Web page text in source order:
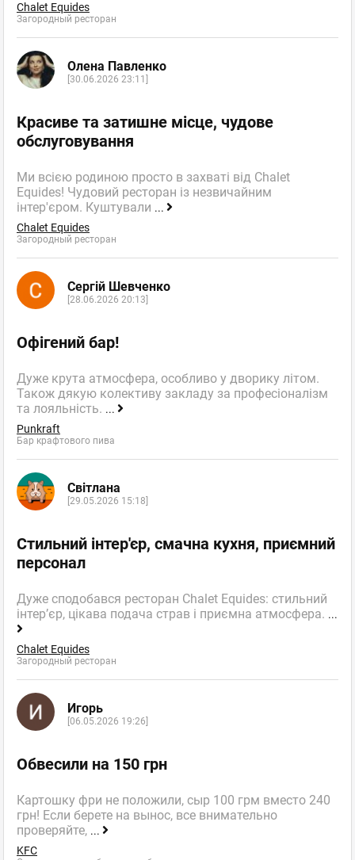
Chalet Equides
Загородный ресторан
Олена Павленко
[30.06.2026 23:11]
Красиве та затишне місце, чудове
обслуговування
Ми всією родиною просто в захваті від Chalet
Equides! Чудовий ресторан із незвичайним
інтер'єром. Куштували ...
Chalet Equides
Загородный ресторан
Сергій Шевченко
[28.06.2026 20:13]
Офігений бар!
Дуже крута атмосфера, особливо у дворику літом.
Також дякую колективу закладу за професіоналізм
та лояльність. ...
Punkraft
Бар крафтового пива
Світлана
[29.05.2026 15:18]
Стильний інтер'єр, смачна кухня, приємний
персонал
Дуже сподобався ресторан Chalet Equides: стильний
інтер’єр, цікава подача страв і приємна атмосфера. ...
Chalet Equides
Загородный ресторан
Игорь
[06.05.2026 19:26]
Обвесили на 150 грн
Картошку фри не положили, сыр 100 грм вместо 240
грн! Если берете на вынос, все внимательно
проверяйте, ...
KFC